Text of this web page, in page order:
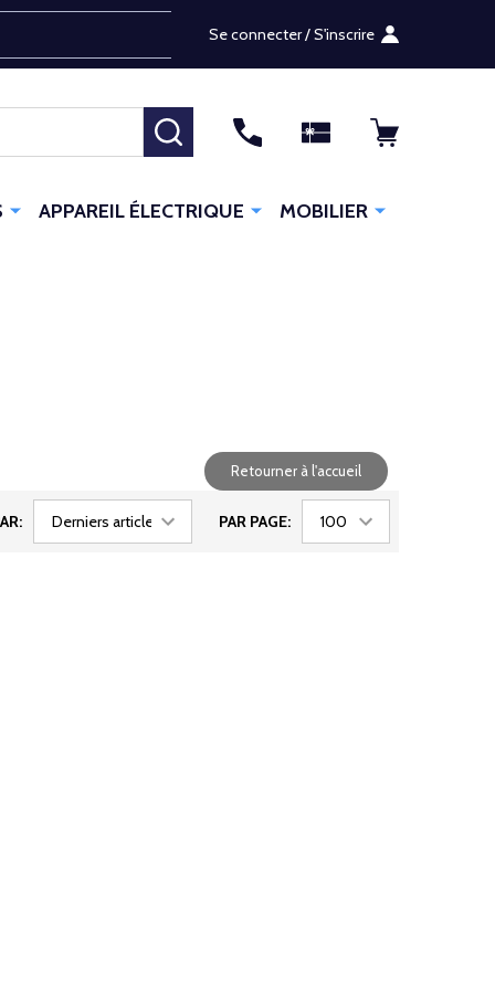
Se connecter / S'inscrire
RECHERCHER
APPAREIL ÉLECTRIQUE MOBILIER
Retourner à l'accueil
PAR PAGE: